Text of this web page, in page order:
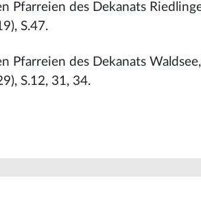
Pfarreien des Dekanats
S.47.
Pfarreien des Dekanats Waldsee,
S.12, 31, 34.